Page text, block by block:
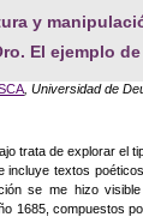
y
El ejemplo
, Universidad de
trata de explorar el
incluye textos
se me hizo
1685, compuestos